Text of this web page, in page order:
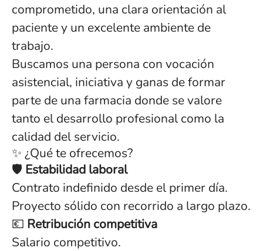
comprometido, una clara orientación al
paciente y un excelente ambiente de
trabajo.
Buscamos una persona con vocación
asistencial, iniciativa y ganas de formar
parte de una farmacia donde se valore
tanto el desarrollo profesional como la
calidad del servicio.
✨ ¿Qué te ofrecemos?
🛡️ Estabilidad laboral
Contrato indefinido desde el primer día.
Proyecto sólido con recorrido a largo plazo.
💶 Retribución competitiva
Salario competitivo.